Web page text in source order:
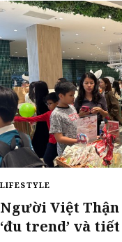
LIFESTYLE
Người Việt
‘đu trend’ và